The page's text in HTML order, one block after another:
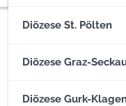
Diözese St. Pölten
Diözese Graz-
Diözese Gurk-